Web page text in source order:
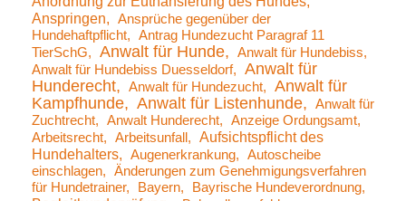
Anspringen
Ansprüche gegenüber der
Hundehaftpflicht
Antrag Hundezucht Paragraf 11
TierSchG
Anwalt für Hunde
Anwalt für Hundebiss
Anwalt für Hundebiss Duesseldorf
Anwalt für
Hunderecht
Anwalt für Hundezucht
Anwalt für
Kampfhunde
Anwalt für Listenhunde
Anwalt für
Zuchtrecht
Anwalt Hunderecht
Anzeige Ordungsamt
Arbeitsrecht
Arbeitsunfall
Aufsichtspflicht des
Hundehalters
Augenerkrankung
Autoscheibe
einschlagen
Änderungen zum Genehmigungsverfahren
für Hundetrainer
Bayern Bayrische Hundeverordnung